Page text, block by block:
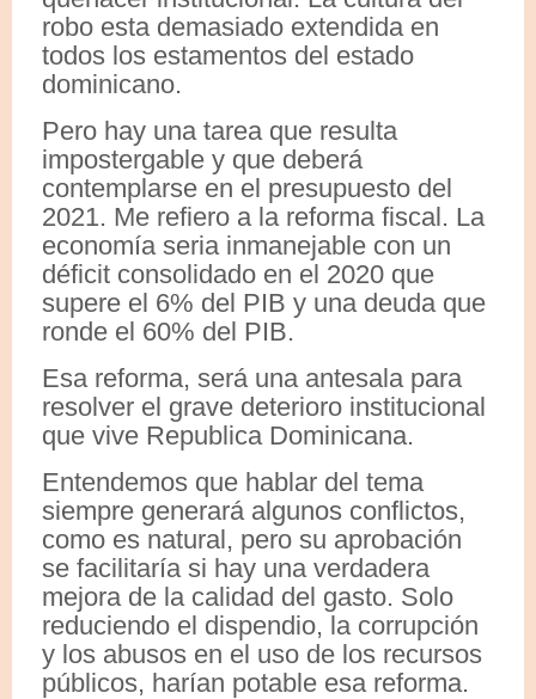
robo esta demasiado extendida en
todos los estamentos del estado
dominicano.
Pero hay una tarea que resulta
impostergable y que deberá
contemplarse en el presupuesto del
2021. Me refiero a la reforma fiscal. La
economía seria inmanejable con un
déficit consolidado en el 2020 que
supere el 6% del PIB y una deuda que
ronde el 60% del PIB.
Esa reforma, será una antesala para
resolver el grave deterioro institucional
que vive Republica Dominicana.
Entendemos que hablar del tema
siempre generará algunos conflictos,
como es natural, pero su aprobación
se facilitaría si hay una verdadera
mejora de la calidad del gasto. Solo
reduciendo el dispendio, la corrupción
y los abusos en el uso de los recursos
públicos, harían potable esa reforma.